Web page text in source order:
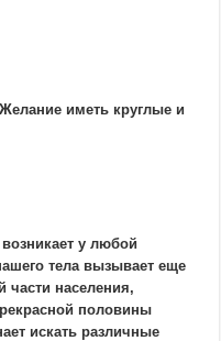
Желание иметь круглые и
у любой
тела вызывает еще
части населения,
половины
искать различные